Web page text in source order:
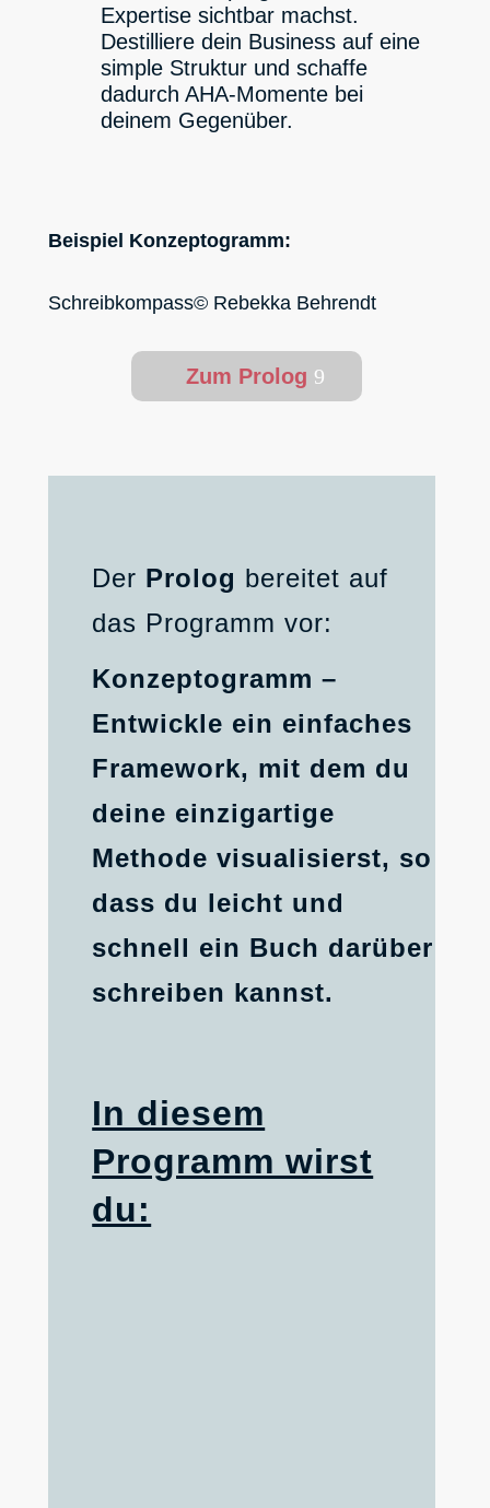
Expertise sichtbar machst.
Destilliere dein Business auf eine
simple Struktur und schaffe
dadurch AHA-Momente bei
deinem Gegenüber.
Beispiel Konzeptogramm:
Schreibkompass© Rebekka Behrendt
Zum Prolog
Der Prolog bereitet auf
das Programm vor:
Konzeptogramm –
Entwickle ein einfaches
Framework, mit dem du
deine einzigartige
Methode visualisierst, so
dass du leicht und
schnell ein Buch darüber
schreiben kannst.
In diesem
Programm wirst
du: